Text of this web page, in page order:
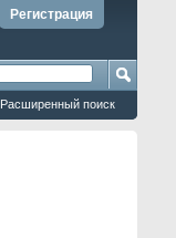
Регистрация
Расширенный поиск